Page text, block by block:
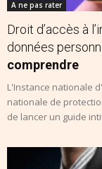
A ne pas rater
Droit d’accès à
données
comprendre
L'Instance nationale
nationale de
de lancer un guide